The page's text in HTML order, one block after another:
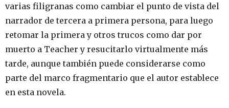
varias filigranas como cambiar el punto de vista del
narrador de tercera a primera persona, para luego
retomar la primera y otros trucos como dar por
muerto a Teacher y resucitarlo virtualmente más
tarde, aunque también puede considerarse como
parte del marco fragmentario que el autor establece
en esta novela.